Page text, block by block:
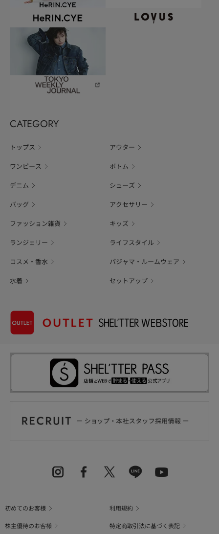
CATEGORY
トップス アウター
ワンピース ボトム
デニム シューズ
バッグ アクセサリー
ファッション雑貨 キッズ
ランジェリー ライフスタイル
コスメ・香水 パジャマ・ルームウェア
水着 セットアップ
初めてのお客様
利用規約
株主優待のお客様
特定商取引法に基づく表記